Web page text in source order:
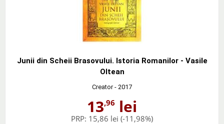
Junii din Scheii Brasovului. Istoria Romanilor - Vasile
Oltean
Creator - 2017
13,96 lei
PRP: 15,86 lei (-11,98%)